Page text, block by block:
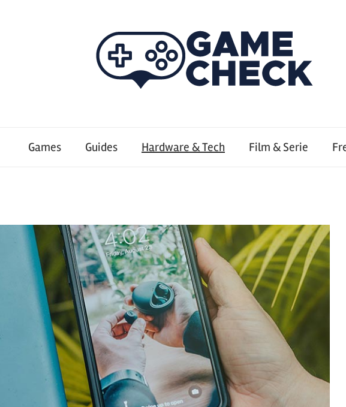
Games Guides Hardware & Tech Film & Serie